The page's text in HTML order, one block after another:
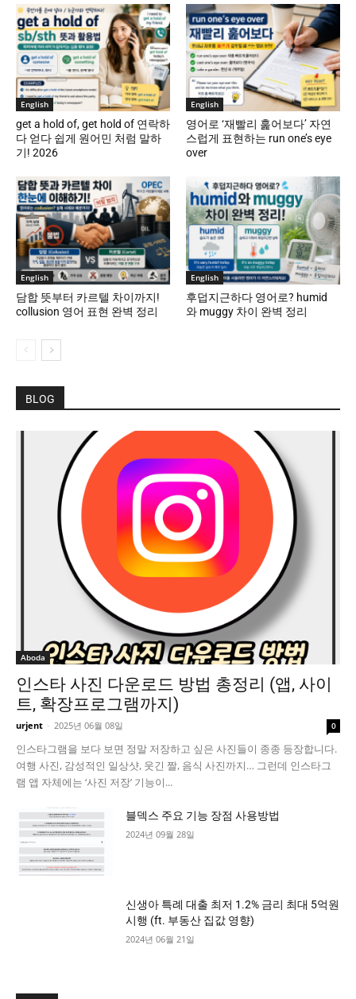
English
get a hold of, get hold of 연락하
다 얻다 쉽게 원어민 처럼 말하
기! 2026
English
영어로 ‘재빨리 훑어보다’ 자연
스럽게 표현하는 run one’s eye
over
English
담합 뜻부터 카르텔 차이까지!
collusion 영어 표현 완벽 정리
English
후덥지근하다 영어로? humid
와 muggy 차이 완벽 정리
BLOG
Aboda
인스타 사진 다운로드 방법 총정리 (앱, 사이
트, 확장프로그램까지)
urjent - 2025년 06월 08일 0
인스타그램을 보다 보면 정말 저장하고 싶은 사진들이 종종 등장합니다.
여행 사진, 감성적인 일상샷, 웃긴 짤, 음식 사진까지… 그런데 인스타그
램 앱 자체에는 ‘사진 저장’ 기능이...
블덱스 주요 기능 장점 사용방법
2024년 09월 28일
신생아 특례 대출 최저 1.2% 금리 최대 5억원
시행 (ft. 부동산 집값 영향)
2024년 06월 21일